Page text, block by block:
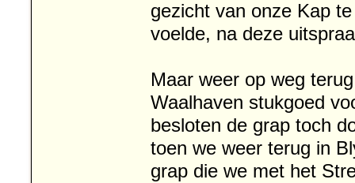
gezicht van onze Kap
voelde, na deze
Maar weer op weg
Waalhaven stukgoed
besloten de grap toch
toen we weer terug in
grap die we met het